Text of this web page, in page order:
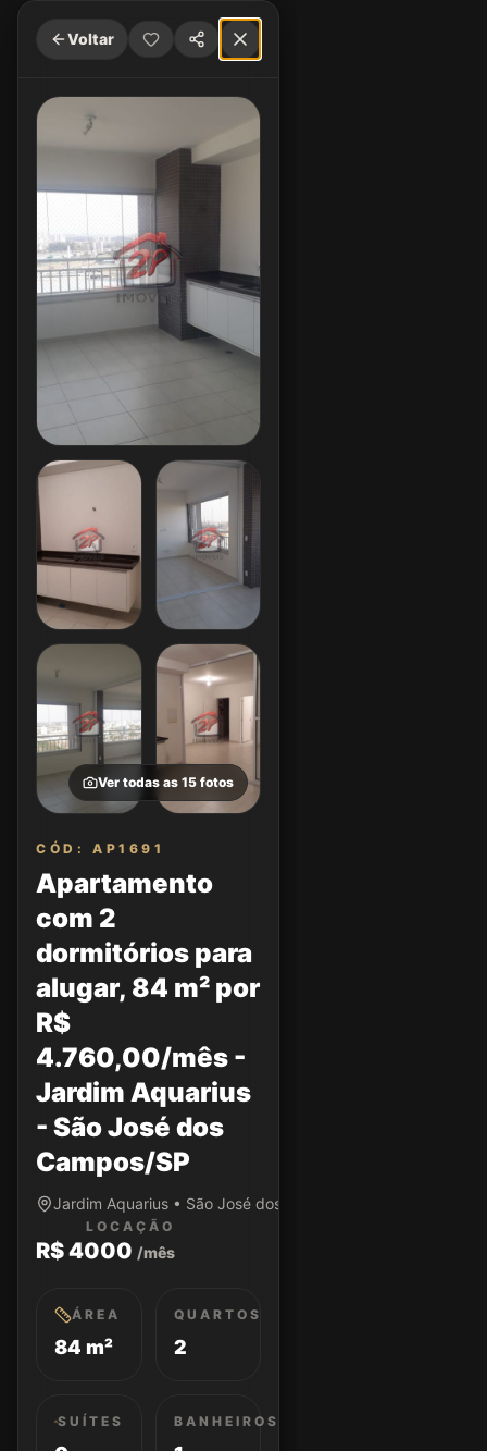
Voltar
Ver todas as 15 fotos
CÓD: AP1691
Apartamento
com 2
dormitórios para
alugar, 84 m² por
R$
4.760,00/mês -
Jardim Aquarius
- São José dos
Campos/SP
Jardim Aquarius • São José dos Campos/SP
LOCAÇÃO
R$ 4000 /mês
ÁREA
84 m²
QUARTOS
2
SUÍTES BANHEIROS